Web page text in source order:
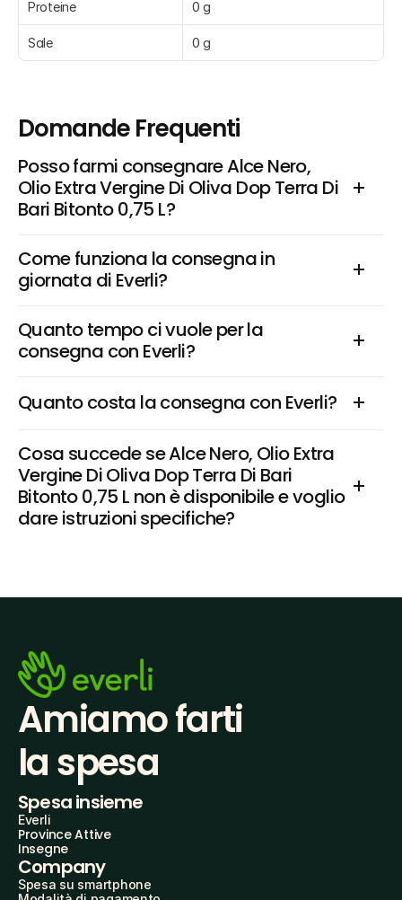
Proteine 0 g
Sale 0 g
Domande Frequenti
Posso farmi consegnare Alce Nero,
Olio Extra Vergine Di Oliva Dop Terra Di
Bari Bitonto 0,75 L?
Come funziona la consegna in
giornata di Everli?
Quanto tempo ci vuole per la
consegna con Everli?
Quanto costa la consegna con Everli?
Cosa succede se Alce Nero, Olio Extra
Vergine Di Oliva Dop Terra Di Bari
Bitonto 0,75 L non è disponibile e voglio
dare istruzioni specifiche?
Amiamo farti
la spesa
Spesa insieme
Everli
Province Attive
Insegne
Company
Spesa su smartphone